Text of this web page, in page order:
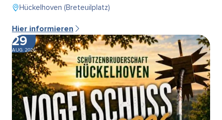
Hückelhoven (Breteuilplatz)
Hier informieren
29
AUG. 2026